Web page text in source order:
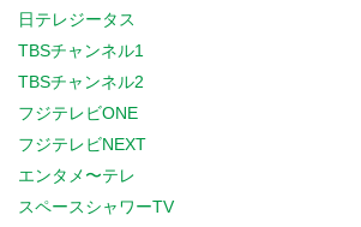
日テレジータス
TBSチャンネル1
TBSチャンネル2
フジテレビONE
フジテレビNEXT
エンタメ〜テレ
スペースシャワーTV